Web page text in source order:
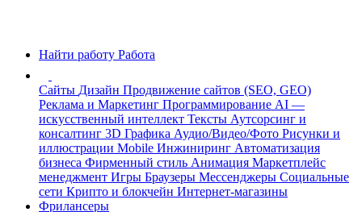
Найти работу Работа
Сайты Дизайн Продвижение сайтов (SEO, GEO)
Реклама и Маркетинг Программирование AI —
искусственный интеллект Тексты Аутсорсинг и
консалтинг 3D Графика Аудио/Видео/Фото Рисунки и
иллюстрации Mobile Инжиниринг Автоматизация
бизнеса Фирменный стиль Анимация Маркетплейс
менеджмент Игры Браузеры Мессенджеры Социальные
сети Крипто и блокчейн Интернет-магазины
Фрилансеры